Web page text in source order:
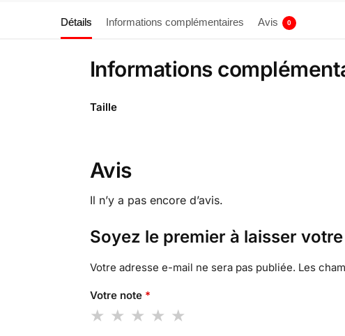
Détails Informations complémentaires Avis 0
Informations
Taille
Avis
Il n’y a pas encore d’avis.
Soyez le premier à laisser
Votre adresse e-mail ne sera pas publiée. Les
Votre note *